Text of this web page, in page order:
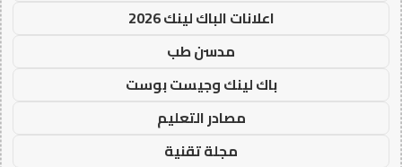
اعلانات الباك لينك 2026
مدسن طب
باك لينك وجيست بوست
مصادر التعليم
مجلة تقنية